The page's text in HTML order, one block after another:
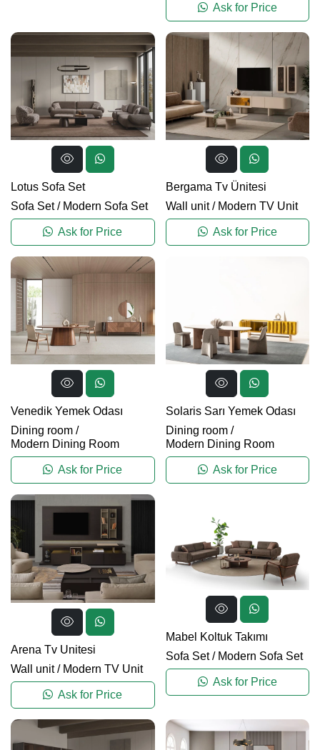
Ask for Price
Lotus Sofa Set
Sofa Set/ Modern Sofa Set
Ask for Price
Bergama Tv Ünitesi
Wall unit/ Modern TV Unit
Ask for Price
Venedik Yemek Odası
Dining room /
Modern Dining Room
Ask for Price
Solaris Sarı Yemek Odası
Dining room/
Modern Dining Room
Ask for Price
Arena Tv Unitesi
Wall unit/ Modern TV Unit
Ask for Price
Mabel Koltuk Takımı
Sofa Set/ Modern Sofa Set
Ask for Price